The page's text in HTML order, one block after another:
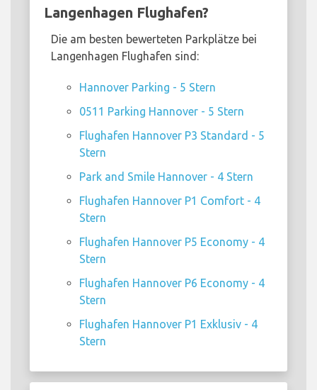
Langenhagen Flughafen?
Die am besten bewerteten Parkplätze bei
Langenhagen Flughafen sind:
Hannover Parking - 5 Stern
0511 Parking Hannover - 5 Stern
Flughafen Hannover P3 Standard - 5
Stern
Park and Smile Hannover - 4 Stern
Flughafen Hannover P1 Comfort - 4
Stern
Flughafen Hannover P5 Economy - 4
Stern
Flughafen Hannover P6 Economy - 4
Stern
Flughafen Hannover P1 Exklusiv - 4
Stern